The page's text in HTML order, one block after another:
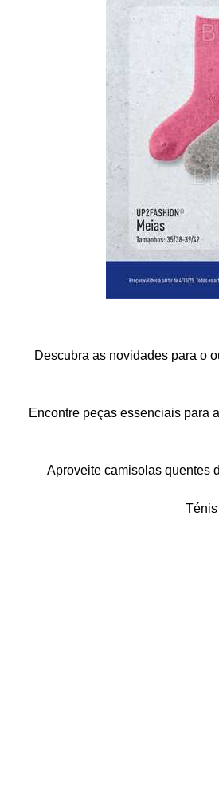
Descubra as novidades para o
Encontre peças essenciais para
Aproveite camisolas quentes